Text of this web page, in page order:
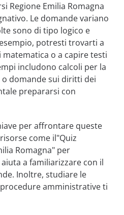
Regione Emilia Romagna
Le domande variano
sono di tipo logico e
potresti trovarti a
o a capire testi
includono calcoli per la
domande sui diritti dei
prepararsi con
per affrontare queste
come il"Quiz
Romagna" per
a familiarizzare con il
Inoltre, studiare le
amministrative ti